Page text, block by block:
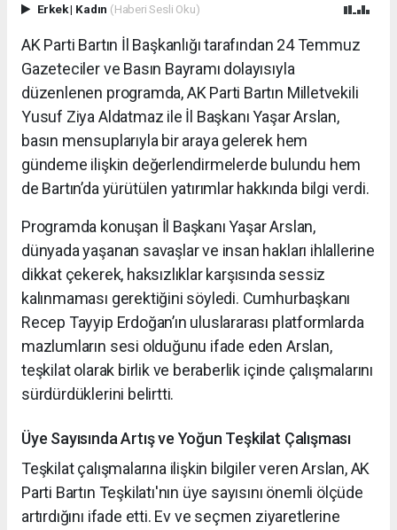
Erkek| Kadın (Haberi Sesli Oku)
AK Parti Bartın İl Başkanlığı tarafından 24 Temmuz
Gazeteciler ve Basın Bayramı dolayısıyla
düzenlenen programda, AK Parti Bartın Milletvekili
Yusuf Ziya Aldatmaz ile İl Başkanı Yaşar Arslan,
basın mensuplarıyla bir araya gelerek hem
gündeme ilişkin değerlendirmelerde bulundu hem
de Bartın’da yürütülen yatırımlar hakkında bilgi verdi.
Programda konuşan İl Başkanı Yaşar Arslan,
dünyada yaşanan savaşlar ve insan hakları ihlallerine
dikkat çekerek, haksızlıklar karşısında sessiz
kalınmaması gerektiğini söyledi. Cumhurbaşkanı
Recep Tayyip Erdoğan’ın uluslararası platformlarda
mazlumların sesi olduğunu ifade eden Arslan,
teşkilat olarak birlik ve beraberlik içinde çalışmalarını
sürdürdüklerini belirtti.
Üye Sayısında Artış ve Yoğun Teşkilat Çalışması
Teşkilat çalışmalarına ilişkin bilgiler veren Arslan, AK
Parti Bartın Teşkilatı'nın üye sayısını önemli ölçüde
artırdığını ifade etti. Ev ve seçmen ziyaretlerine